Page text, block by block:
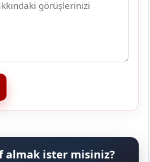
almak ister misiniz?